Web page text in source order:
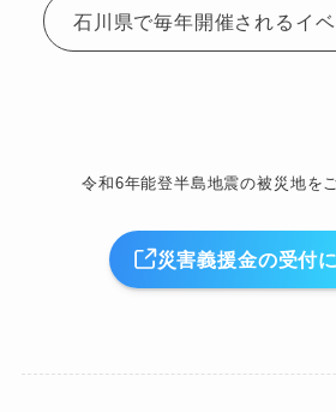
石川県で毎年開催されるイ
令和6年能登半島地震の被災地を
災害義援金の受付